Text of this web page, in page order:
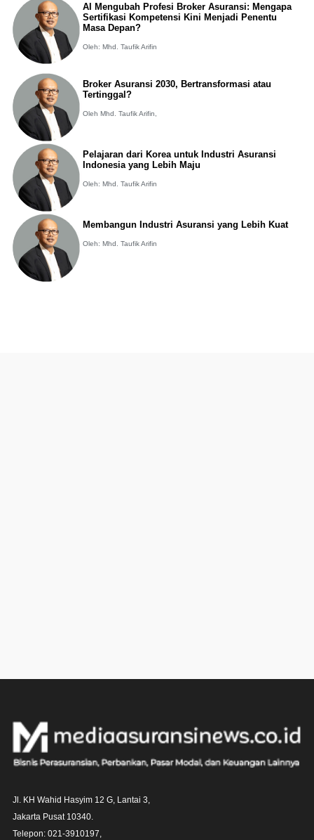
AI Mengubah Profesi Broker Asuransi: Mengapa
Sertifikasi Kompetensi Kini Menjadi Penentu
Masa Depan?
Oleh: Mhd. Taufik Arifin
Broker Asuransi 2030, Bertransformasi atau
Tertinggal?
Oleh Mhd. Taufik Arifin,
Pelajaran dari Korea untuk Industri Asuransi
Indonesia yang Lebih Maju
Oleh: Mhd. Taufik Arifin
Membangun Industri Asuransi yang Lebih Kuat
Oleh: Mhd. Taufik Arifin
Jl. KH Wahid Hasyim 12 G, Lantai 3,
Jakarta Pusat 10340.
Telepon: 021-3910197,